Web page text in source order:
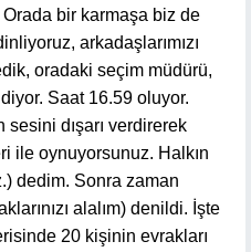
bir karmaşa biz de
arkadaşlarımızı
oradaki seçim müdürü,
Saat 16.59 oluyor.
dışarı verdirerek
ile oynuyorsunuz. Halkın
dedim. Sonra zaman
alalım) denildi. İşte
20 kişinin evrakları